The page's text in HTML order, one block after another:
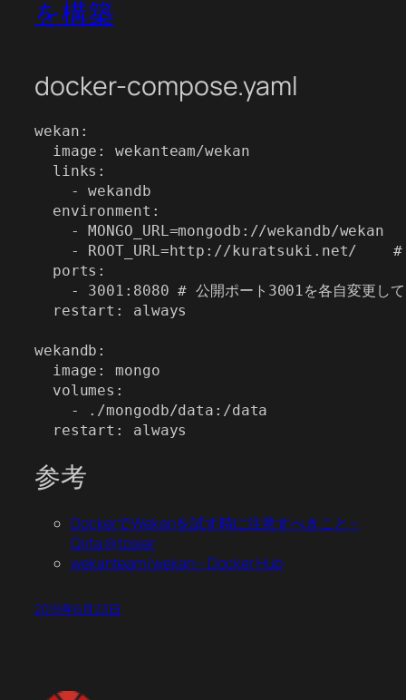
を構築
docker-compose.yaml
wekan:
  image: wekanteam/wekan
  links:
    - wekandb
  environment:
    - MONGO_URL=mongodb://wekandb/wekan
- ROOT_URL=http://kuratsuki.net/    #
  ports:
- 3001:8080 # 公開ポート3001を各自変更して
  restart: always
wekandb:
  image: mongo
  volumes:
    - ./mongodb/data:/data
参考
DockerでWekanを試す時に注意すべきこと –
Qiita @tosier
wekanteam/wekan – Docker Hub
2019年6月23日